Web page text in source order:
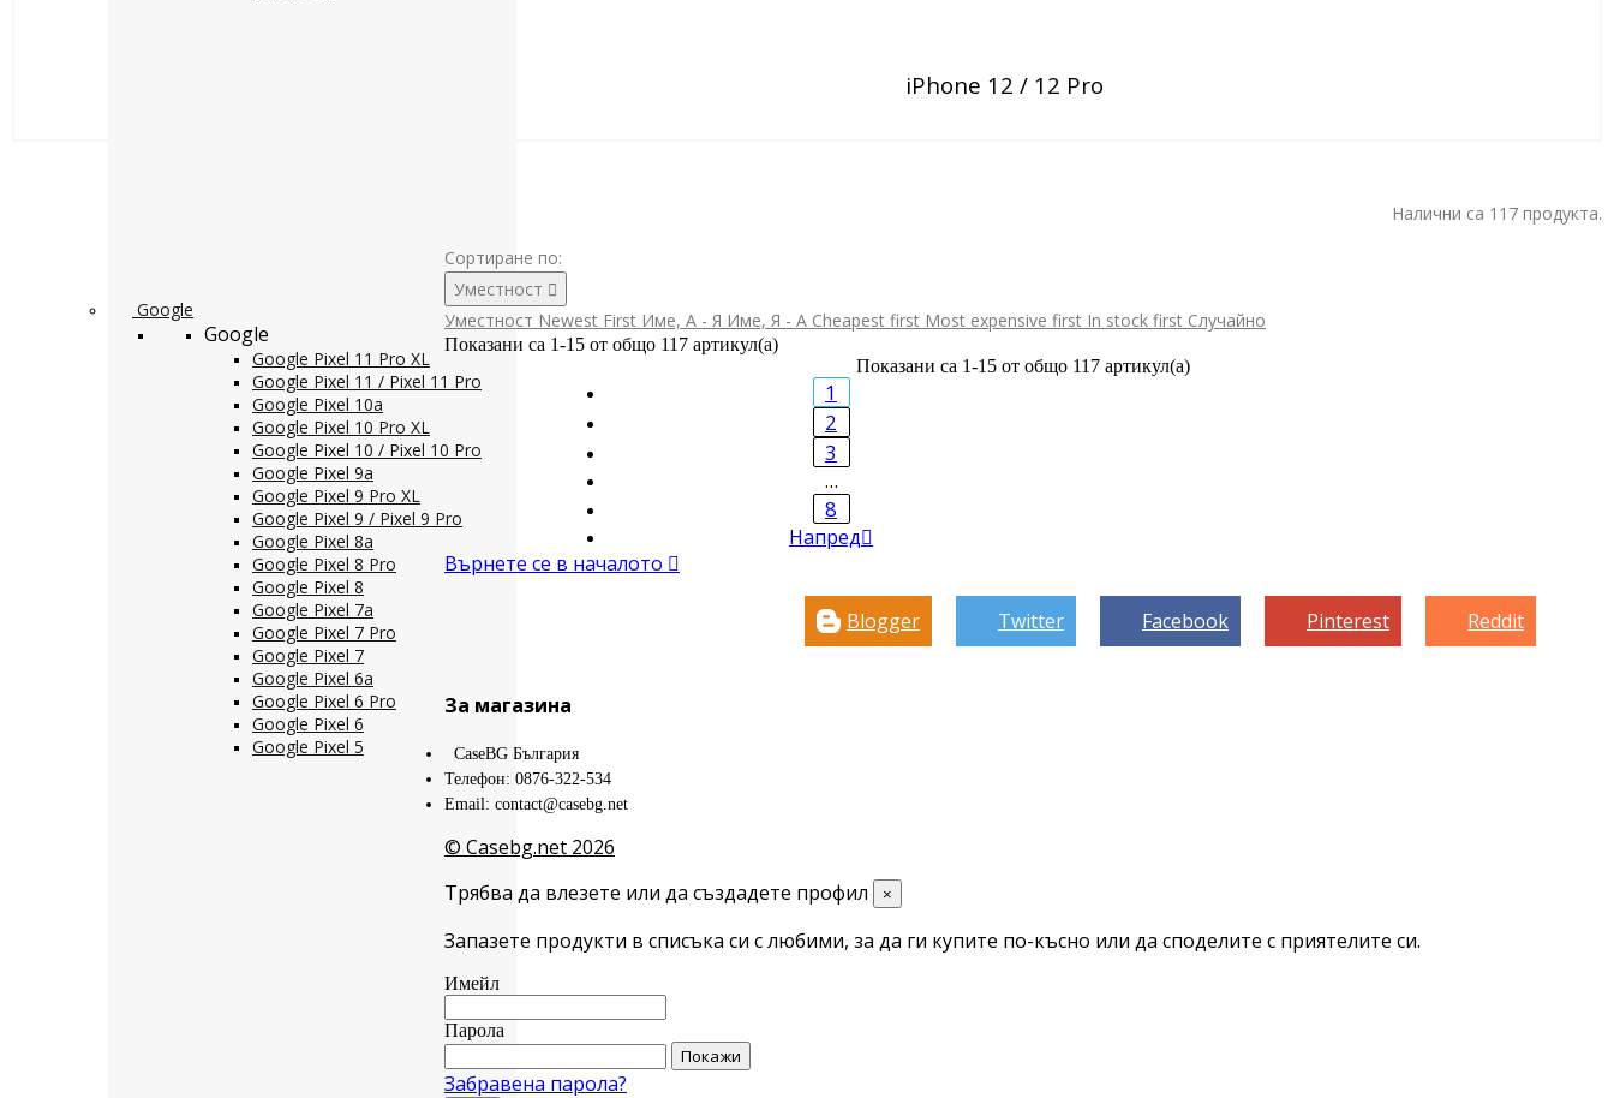
Google
Google
Google Pixel 11 Pro XL
Google Pixel 11 / Pixel 11 Pro
Google Pixel 10a
Google Pixel 10 Pro XL
Google Pixel 10 / Pixel 10 Pro
Google Pixel 9a
Google Pixel 9 Pro XL
Google Pixel 9 / Pixel 9 Pro
Google Pixel 8a
Google Pixel 8 Pro
Google Pixel 8
Google Pixel 7a
Google Pixel 7 Pro
Google Pixel 7
Google Pixel 6a
Google Pixel 6 Pro
Google Pixel 6
Google Pixel 5
iPhone 12 / 12 Pro
Налични са 117 продукта.
Сортиране по:
Уместност 
Уместност Newest First Име, А - Я Име, Я - А Cheapest first Most expensive first In stock first Случайно
Показани са 1-15 от общо 117 артикул(а)
Показани са 1-15 от общо 117 артикул(а)
1
2
3
…
8
Напред
Върнете се в началото 
Blogger Twitter Facebook Pinterest Reddit
За магазина
CaseBG България
Телефон: 0876-322-534
Email: contact@casebg.net
© Casebg.net 2026
Трябва да влезете или да създадете профил
×
Запазете продукти в списъка си с любими, за да ги купите по-късно или да споделите с приятелите си.
Имейл
Парола
Покажи
Забравена парола?